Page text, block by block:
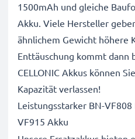
1500mAh und gleiche
Akku. Viele Hersteller
ähnlichem Gewicht höhere
Enttäuschung kommt dann
CELLONIC Akkus können
Kapazität verlassen!
Leistungsstarker BN-
VF915 Akku